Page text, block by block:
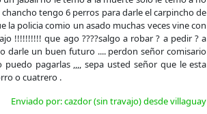
tengo 6 perros para darle el carpincho de
policia comio un asado muchas veces vine con
!!!!!!!!!! que ago ????salgo a robar ? a pedir ? a
darle un buen futuro .... perdon señor comisario
pagarlas ,,,, sepa usted señor que le esta
o cuatrero .
Enviado por: cazdor (sin travajo) desde villaguay